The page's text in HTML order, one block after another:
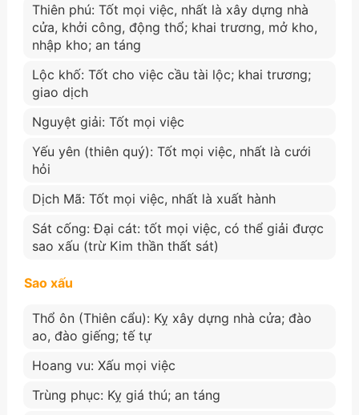
Thiên phú: Tốt mọi việc, nhất là xây dựng nhà
cửa, khởi công, động thổ; khai trương, mở kho,
nhập kho; an táng
Lộc khố: Tốt cho việc cầu tài lộc; khai trương;
giao dịch
Nguyệt giải: Tốt mọi việc
Yếu yên (thiên quý): Tốt mọi việc, nhất là cưới
hỏi
Dịch Mã: Tốt mọi việc, nhất là xuất hành
Sát cống: Đại cát: tốt mọi việc, có thể giải được
sao xấu (trừ Kim thần thất sát)
Sao xấu
Thổ ôn (Thiên cẩu): Kỵ xây dựng nhà cửa; đào
ao, đào giếng; tế tự
Hoang vu: Xấu mọi việc
Trùng phục: Kỵ giá thú; an táng